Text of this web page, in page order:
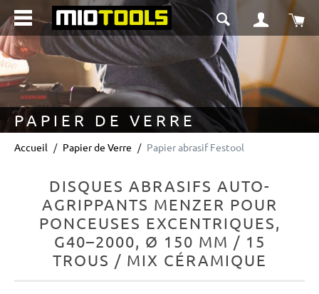
principal
PAPIER DE VERRE
Accueil Papier de Verre Papier abrasif Festool
DISQUES ABRASIFS AUTO-
AGRIPPANTS MENZER POUR
PONCEUSES EXCENTRIQUES,
G40–2000, Ø 150 MM / 15
TROUS / MIX CÉRAMIQUE